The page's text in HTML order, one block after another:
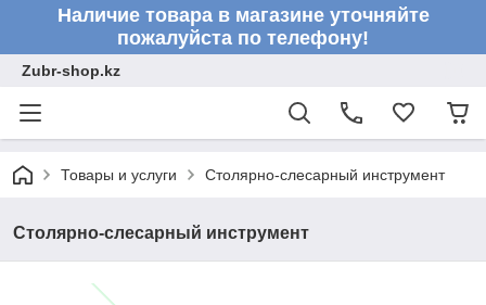
Наличие товара в магазине уточняйте
пожалуйста по телефону!
Zubr-shop.kz
Товары и услуги Столярно-слесарный инструмент
Столярно-слесарный инструмент